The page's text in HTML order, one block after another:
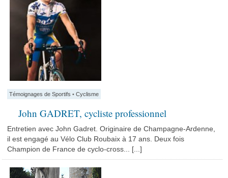
Témoignages de Sportifs •Cyclisme
John GADRET, cycliste professionnel
Entretien avec John Gadret. Originaire de Champagne-Ardenne,
il est engagé au Vélo Club Roubaix à 17 ans. Deux fois
Champion de France de cyclo-cross... [...]